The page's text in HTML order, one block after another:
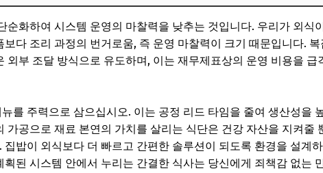
순화하여 시스템 운영의 마찰력을 낮추는 것입니다. 우리가 외식
다 조리 과정의 번거로움, 즉 운영 마찰력이 크기 때문입니다.
외부 조달 방식으로 유도하며, 이는 재무제표상의 운영 비용을 급
를 주력으로 삼으십시오. 이는 공정 리드 타임을 줄여 생산성을
가공으로 재료 본연의 가치를 살리는 식단은 건강 자산을 지켜줄
밥이 외식보다 더 빠르고 간편한 솔루션이 되도록 환경을 설계
된 시스템 안에서 누리는 간결한 식사는 당신에게 죄책감 없는